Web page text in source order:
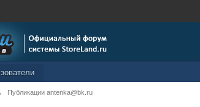
Публикации antenka@bk.ru